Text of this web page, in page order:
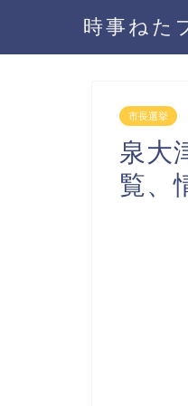
時事ねた
市長選挙
泉大
覧、